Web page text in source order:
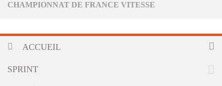
v
CHAMPIONNAT DE FRANCE VITESSE
ACCUEIL
SPRINT